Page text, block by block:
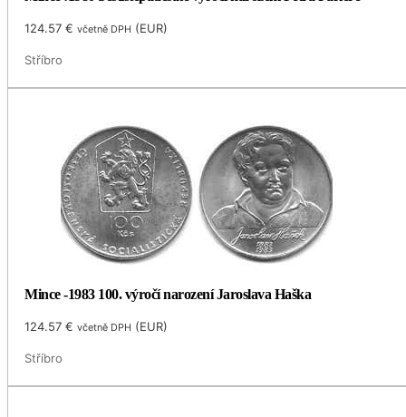
124.57€ včetně DPH (EUR)
Stříbro
Mince -1983 100. výročí narození Jaroslava Haška
124.57€ včetně DPH (EUR)
Stříbro